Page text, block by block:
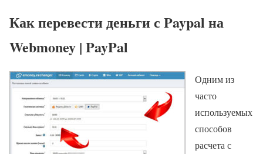
Как перевести деньги с Paypal на
Webmoney | PayPal
Одним из
часто
используемых
способов
расчета с